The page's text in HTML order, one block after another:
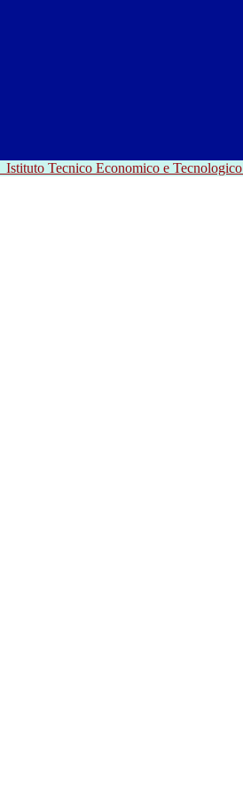
Istituto Tecnico Economico e Tecnologico